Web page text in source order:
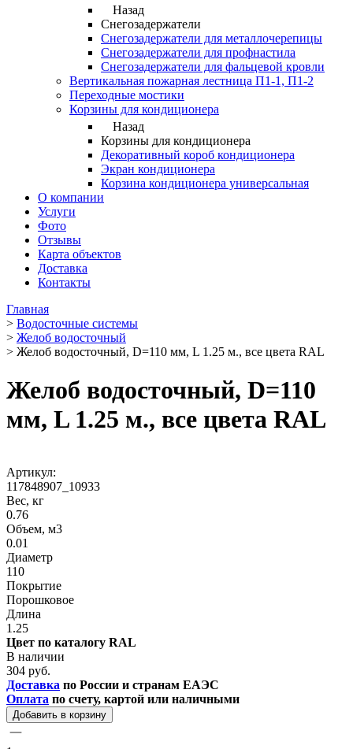
Назад
Снегозадержатели
Снегозадержатели для металлочерепицы
Снегозадержатели для профнастила
Снегозадержатели для фальцевой кровли
Вертикальная пожарная лестница П1-1, П1-2
Переходные мостики
Корзины для кондиционера
Назад
Корзины для кондиционера
Декоративный короб кондиционера
Экран кондиционера
Корзина кондиционера универсальная
О компании
Услуги
Фото
Отзывы
Карта объектов
Доставка
Контакты
Главная
> Водосточные системы
> Желоб водосточный
> Желоб водосточный, D=110 мм, L 1.25 м., все цвета RAL
Желоб водосточный, D=110
мм, L 1.25 м., все цвета RAL
Артикул:
117848907_10933
Вес, кг
0.76
Объем, м3
0.01
Диаметр
110
Покрытие
Порошковое
Длина
1.25
Цвет по каталогу RAL
В наличии
304 руб.
Доставка по России и странам ЕАЭС
Оплата по счету, картой или наличными
Добавить в корзину